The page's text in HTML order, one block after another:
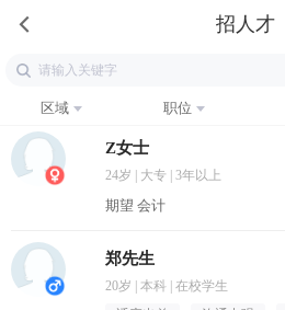
招人才
区域 职位
Z女士
24岁 | 大专 | 3年以上
期望 会计
郑先生
20岁 | 本科 | 在校学生